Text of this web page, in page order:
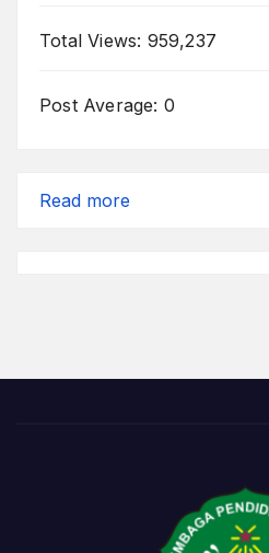
Total Views: 959,237
Post Average: 0
Read more